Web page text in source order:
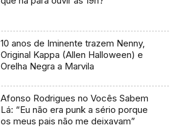
10 anos de Iminente trazem Nenny,
Original Kappa (Allen Halloween) e
Orelha Negra a Marvila
Afonso Rodrigues no Vocês Sabem
Lá: “Eu não era punk a sério porque
os meus pais não me deixavam”